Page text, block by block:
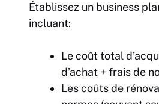
Établissez un business
incluant:
Le coût total
d’achat + frais de
Les coûts de